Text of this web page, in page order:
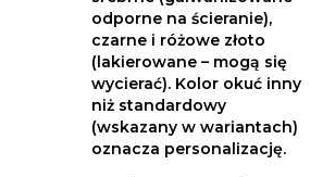
odporne na ścieranie),
czarne i różowe złoto
(lakierowane – mogą się
wycierać). Kolor okuć inny
niż standardowy
(wskazany w wariantach)
oznacza personalizację.